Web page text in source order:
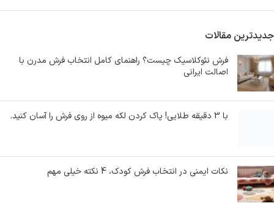
جدیدترین مقالات
فرش نئوکلاسیک چیست؟ راهنمای کامل انتخاب فرش مدرن با
اصالت ایرانی
با 3 دقیقه طلایی! پاک کردن لکه میوه از روی فرش را آسان کنید.
نکات ایمنی در انتخاب فرش کودک، 4 نکته خیلی مهم